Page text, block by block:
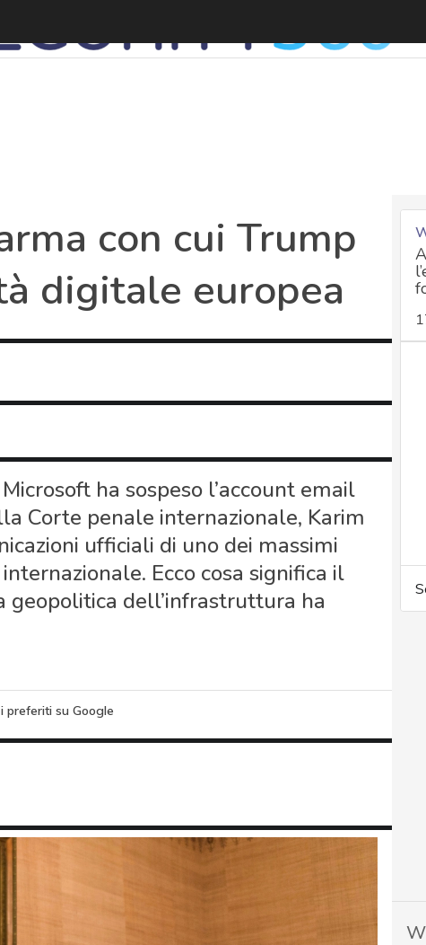
con cui Trump
digitale europea
ha sospeso l’account email
Corte penale internazionale, Karim
ufficiali di uno dei massimi
Ecco cosa significa il
geopolitica dell’infrastruttura ha
preferiti su Google